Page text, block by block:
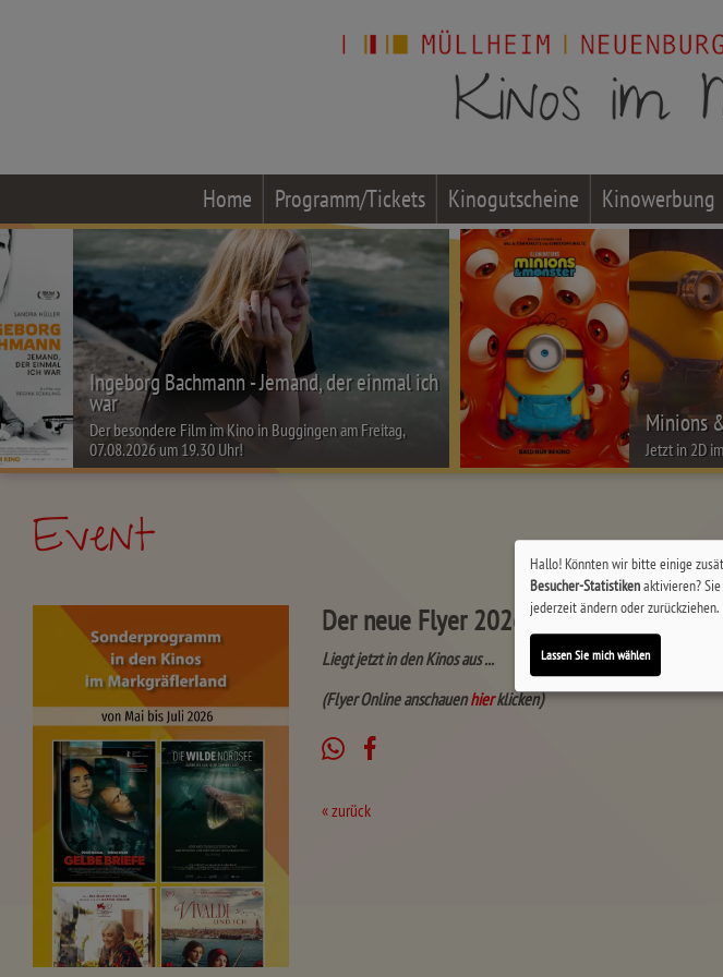
Home Programm/Tickets Kinogutscheine Kinowerbung
Ingeborg Bachmann - Jemand, der einmal ich
war
Der besondere Film im Kino in Buggingen am Freitag,
07.08.2026 um 19.30 Uhr!
Minions
Jetzt in 2D
Event
Der neue Flyer 2026-2
Liegt jetzt in den Kinos aus ...
(Flyer Online anschauenhierklicken)
« zurück
Hallo! Könnten wir bitte einige
Besucher-Statistikenaktivieren?
jederzeit ändern oder zurückziehen.
Lassen Sie mich wählen